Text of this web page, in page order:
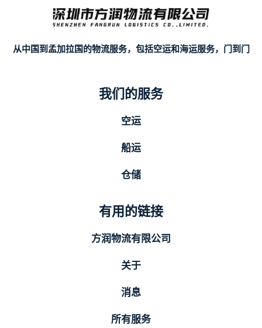
从中国到孟加拉国的物流服务，包括空运和海运服务，门到门
我们的服务
空运
船运
仓储
有用的链接
方润物流有限公司
关于
消息
所有服务